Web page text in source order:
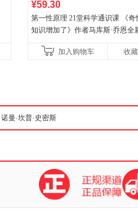
¥59.30
第一性原理 21堂科学通识课 《奇
知识增加了》作者马库斯·乔恩全
加入购物车
收藏